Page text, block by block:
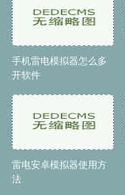
手机雷电模拟器怎么多
开软件
雷电安卓模拟器使用方
法